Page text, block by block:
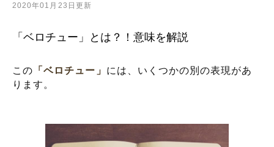
2020年01月23日更新
「ベロチュー」とは？！意味を解説
この 「ベロチュー」 には、いくつかの別の表現があ
ります。